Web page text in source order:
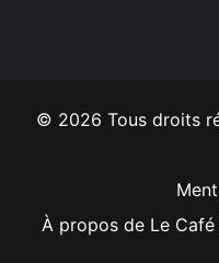
© 2026 Tous droits
À propos de Le Café